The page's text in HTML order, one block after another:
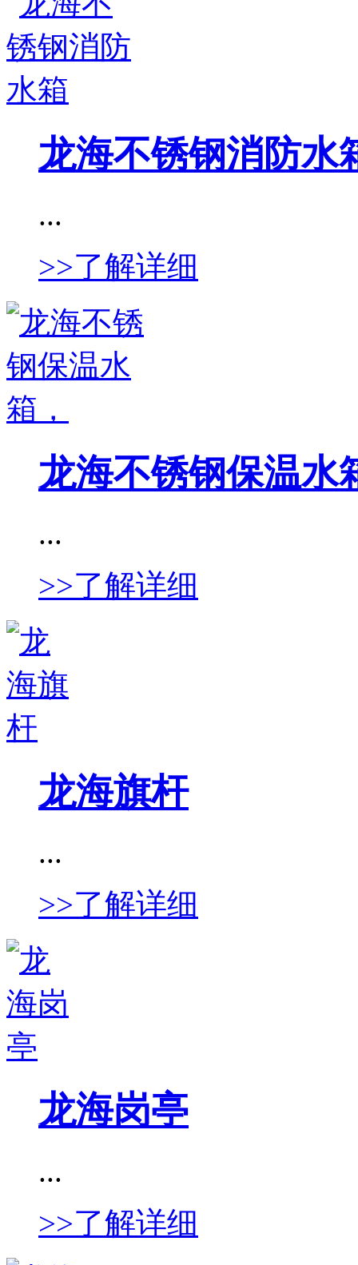
龙海不锈钢消防水
...
>>了解详细
龙海不锈钢保温水
...
>>了解详细
龙海旗杆
...
>>了解详细
龙海岗亭
...
>>了解详细